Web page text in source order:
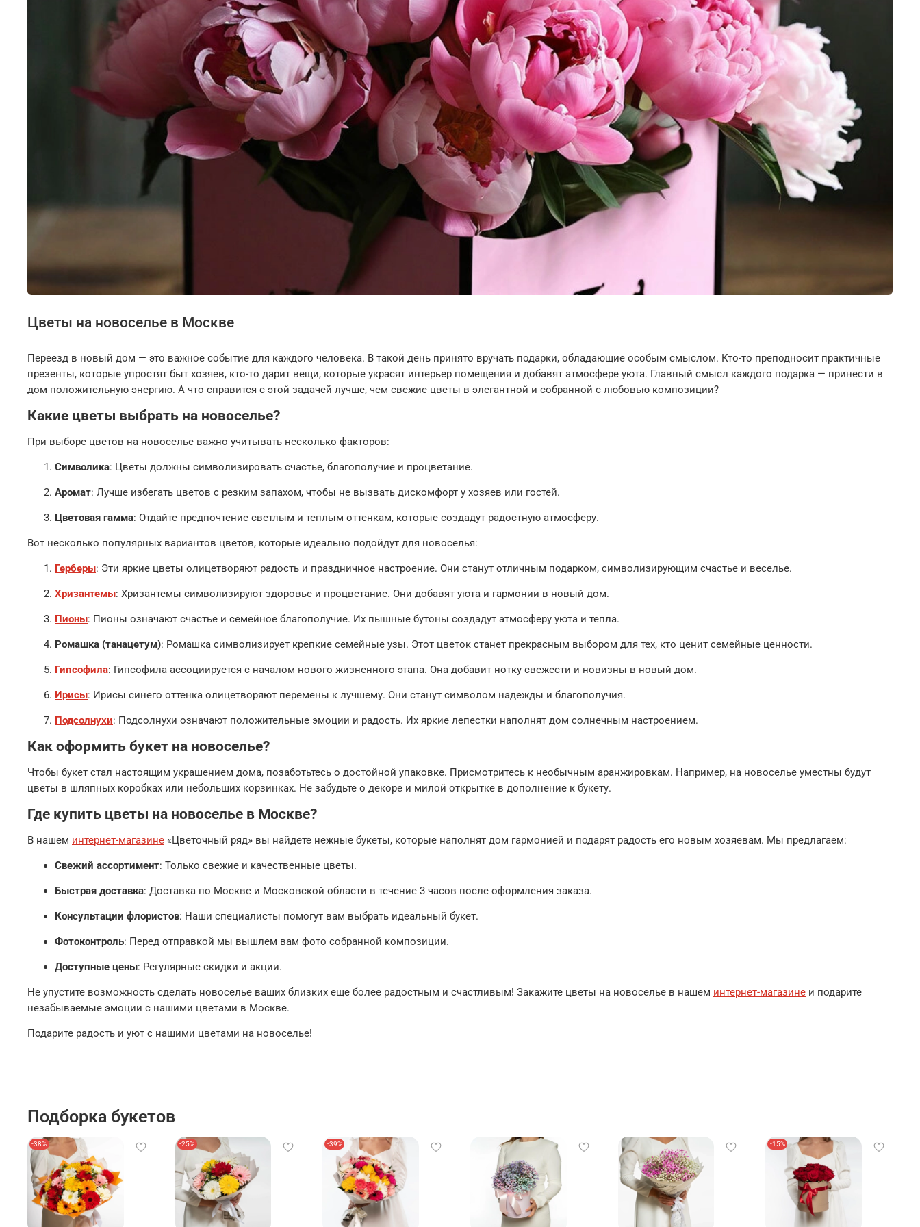
Цветы на новоселье в Москве
Переезд в новый дом — это важное событие для каждого человека. В такой день принято вручать подарки, обладающие особым смыслом. Кто-то преподносит практичные
презенты, которые упростят быт хозяев, кто-то дарит вещи, которые украсят интерьер помещения и добавят атмосфере уюта. Главный смысл каждого подарка — принести в
дом положительную энергию. А что справится с этой задачей лучше, чем свежие цветы в элегантной и собранной с любовью композиции?
Какие цветы выбрать на новоселье?
При выборе цветов на новоселье важно учитывать несколько факторов:
Символика: Цветы должны символизировать счастье, благополучие и процветание.
Аромат: Лучше избегать цветов с резким запахом, чтобы не вызвать дискомфорт у хозяев или гостей.
Цветовая гамма: Отдайте предпочтение светлым и теплым оттенкам, которые создадут радостную атмосферу.
Вот несколько популярных вариантов цветов, которые идеально подойдут для новоселья:
Герберы: Эти яркие цветы олицетворяют радость и праздничное настроение. Они станут отличным подарком, символизирующим счастье и веселье.
Хризантемы: Хризантемы символизируют здоровье и процветание. Они добавят уюта и гармонии в новый дом.
Пионы: Пионы означают счастье и семейное благополучие. Их пышные бутоны создадут атмосферу уюта и тепла.
Ромашка (танацетум): Ромашка символизирует крепкие семейные узы. Этот цветок станет прекрасным выбором для тех, кто ценит семейные ценности.
Гипсофила: Гипсофила ассоциируется с началом нового жизненного этапа. Она добавит нотку свежести и новизны в новый дом.
Ирисы: Ирисы синего оттенка олицетворяют перемены к лучшему. Они станут символом надежды и благополучия.
Подсолнухи: Подсолнухи означают положительные эмоции и радость. Их яркие лепестки наполнят дом солнечным настроением.
Как оформить букет на новоселье?
Чтобы букет стал настоящим украшением дома, позаботьтесь о достойной упаковке. Присмотритесь к необычным аранжировкам. Например, на новоселье уместны будут
цветы в шляпных коробках или небольших корзинках. Не забудьте о декоре и милой открытке в дополнение к букету.
Где купить цветы на новоселье в Москве?
В нашем интернет-магазине «Цветочный ряд» вы найдете нежные букеты, которые наполнят дом гармонией и подарят радость его новым хозяевам. Мы предлагаем:
Свежий ассортимент: Только свежие и качественные цветы.
Быстрая доставка: Доставка по Москве и Московской области в течение 3 часов после оформления заказа.
Консультации флористов: Наши специалисты помогут вам выбрать идеальный букет.
Фотоконтроль: Перед отправкой мы вышлем вам фото собранной композиции.
Доступные цены: Регулярные скидки и акции.
Не упустите возможность сделать новоселье ваших близких еще более радостным и счастливым! Закажите цветы на новоселье в нашем интернет-магазине и подарите
незабываемые эмоции с нашими цветами в Москве.
Подарите радость и уют с нашими цветами на новоселье!
Подборка букетов
-38% -25% -39% -15%